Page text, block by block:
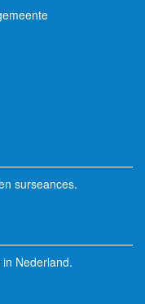
surseances.
Nederland.